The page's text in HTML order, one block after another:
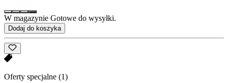
W magazynie Gotowe do wysyłki.
Dodaj do koszyka
Oferty specjalne (1)